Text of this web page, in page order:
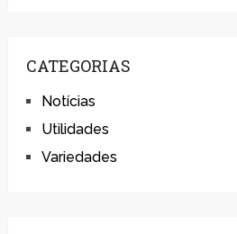
CATEGORIAS
Notícias
Utilidades
Variedades